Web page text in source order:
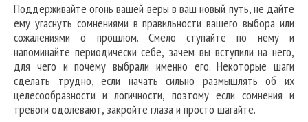
Поддерживайте огонь вашей веры в ваш новый путь, не дайте
ему угаснуть сомнениями в правильности вашего выбора или
сожалениями о прошлом. Смело ступайте по нему и
напоминайте периодически себе, зачем вы вступили на него,
для чего и почему выбрали именно его. Некоторые шаги
сделать трудно, если начать сильно размышлять об их
целесообразности и логичности, поэтому если сомнения и
тревоги одолевают, закройте глаза и просто шагайте.